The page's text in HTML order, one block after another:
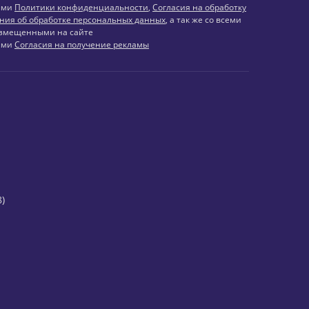
Политики конфиденциальности, Согласия на обработку
об обработке персональных данных, а так же со всеми
на сайте
Согласия на получение рекламы